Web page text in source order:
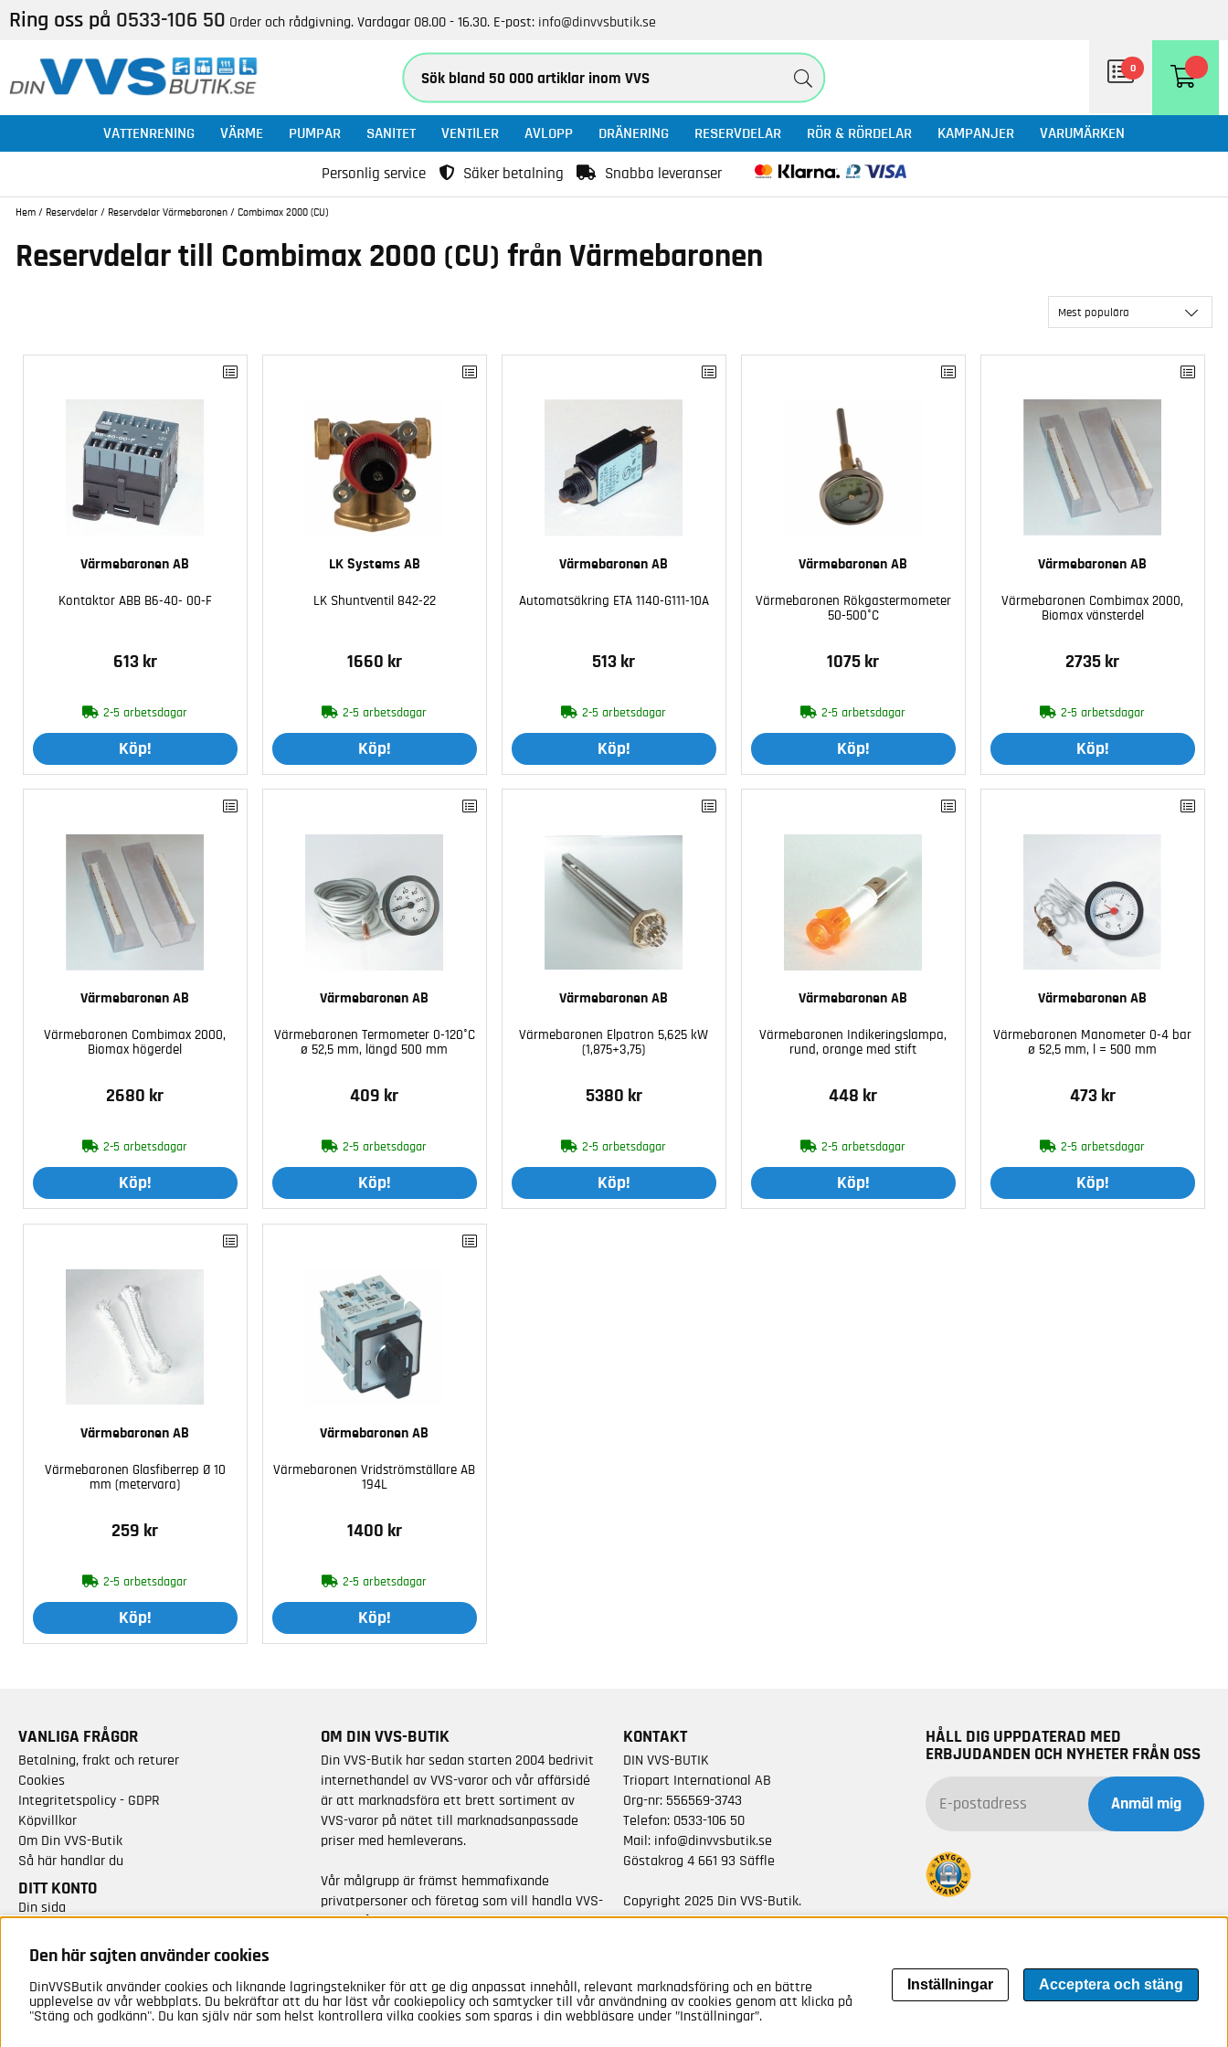
Ring oss på 0533-106 50 Order och rådgivning. Vardagar 08.00 - 16.30. E-post: info@dinvvsbutik.se
0
VATTENRENING VÄRME PUMPAR SANITET VENTILER AVLOPP DRÄNERING RESERVDELAR RÖR & RÖRDELAR KAMPANJER VARUMÄRKEN
Personlig service Säker betalning Snabba leveranser
Hem / Reservdelar / Reservdelar Värmebaronen / Combimax 2000 (CU)
Reservdelar till Combimax 2000 (CU) från Värmebaronen
Mest populära
Värmebaronen AB
Kontaktor ABB B6-40- 00-F
613 kr
2-5 arbetsdagar
Köp!
LK Systems AB
LK Shuntventil 842-22
1660 kr
2-5 arbetsdagar
Köp!
Värmebaronen AB
Automatsäkring ETA 1140-G111-10A
513 kr
2-5 arbetsdagar
Köp!
Värmebaronen AB
Värmebaronen Rökgastermometer
50-500°C
1075 kr
2-5 arbetsdagar
Köp!
Värmebaronen AB
Värmebaronen Combimax 2000,
Biomax vänsterdel
2735 kr
2-5 arbetsdagar
Köp!
Värmebaronen AB
Värmebaronen Combimax 2000,
Biomax högerdel
2680 kr
2-5 arbetsdagar
Köp!
Värmebaronen AB
Värmebaronen Termometer 0-120°C
ø 52,5 mm, längd 500 mm
409 kr
2-5 arbetsdagar
Köp!
Värmebaronen AB
Värmebaronen Elpatron 5,625 kW
(1,875+3,75)
5380 kr
2-5 arbetsdagar
Köp!
Värmebaronen AB
Värmebaronen Indikeringslampa,
rund, orange med stift
448 kr
2-5 arbetsdagar
Köp!
Värmebaronen AB
Värmebaronen Manometer 0-4 bar
ø 52,5 mm, l = 500 mm
473 kr
2-5 arbetsdagar
Köp!
Värmebaronen AB
Värmebaronen Glasfiberrep Ø 10
mm (metervara)
259 kr
2-5 arbetsdagar
Köp!
Värmebaronen AB
Värmebaronen Vridströmställare AB
194L
1400 kr
2-5 arbetsdagar
Köp!
VANLIGA FRÅGOR
Betalning, frakt och returer
Cookies
Integritetspolicy - GDPR
Köpvillkor
Om Din VVS-Butik
Så här handlar du
DITT KONTO
Din sida
OM DIN VVS-BUTIK
Din VVS-Butik har sedan starten 2004 bedrivit
internethandel av VVS-varor och vår affärsidé
är att marknadsföra ett brett sortiment av
VVS-varor på nätet till marknadsanpassade
priser med hemleverans.
Vår målgrupp är främst hemmafixande
privatpersoner och företag som vill handla VVS-
varor från kända varumärken.
KONTAKT
DIN VVS-BUTIK
Triopart International AB
Org-nr: 556569-3743
Telefon: 0533-106 50
Mail: info@dinvvsbutik.se
Göstakrog 4 661 93 Säffle
Copyright 2025 Din VVS-Butik.
All rights reserved.
HÅLL DIG UPPDATERAD MED
ERBJUDANDEN OCH NYHETER FRÅN OSS
Anmäl mig
Den här sajten använder cookies
DinVVSButik använder cookies och liknande lagringstekniker för att ge dig anpassat innehåll, relevant marknadsföring och en bättre
upplevelse av vår webbplats. Du bekräftar att du har läst vår cookiepolicy och samtycker till vår användning av cookies genom att klicka på
"Stäng och godkänn". Du kan själv när som helst kontrollera vilka cookies som sparas i din webbläsare under ”Inställningar”.
Inställningar Acceptera och stäng